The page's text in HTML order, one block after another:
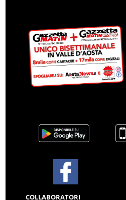
COLLABORATORI